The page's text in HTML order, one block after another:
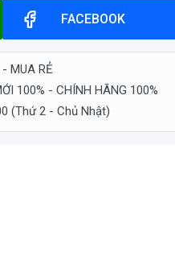
FACEBOOK
MUA RẺ
100% - CHÍNH HÃNG 100%
(Thứ 2 - Chủ Nhật)